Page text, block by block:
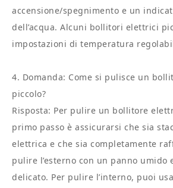
accensione/spegnimento e un
dell’acqua. Alcuni bollitori elettrici
impostazioni di temperatura
4. Domanda: Come si pulisce un
piccolo?
Risposta: Per pulire un bollitore
primo passo è assicurarsi che sia
elettrica e che sia completamente
pulire l’esterno con un panno umido
delicato. Per pulire l’interno, puoi